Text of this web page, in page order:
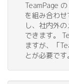
TeamPage
を組み合わ
し、社内外
できます。
ますが、「
とが必要で